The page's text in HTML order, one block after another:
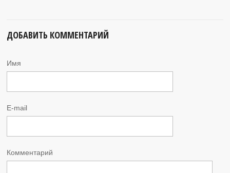
ДОБАВИТЬ КОММЕНТАРИЙ
Имя
E-mail
Комментарий